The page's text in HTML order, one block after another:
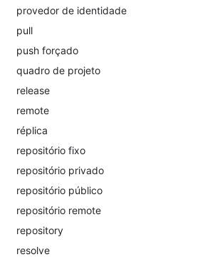
provedor de identidade
pull
push forçado
quadro de projeto
release
remote
réplica
repositório fixo
repositório privado
repositório público
repositório remote
repository
resolve